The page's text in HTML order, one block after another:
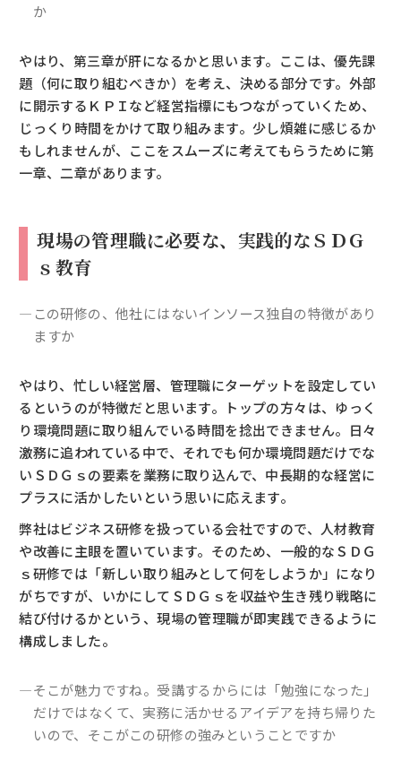
か
やはり、第三章が肝になるかと思います。ここは、優先課
題（何に取り組むべきか）を考え、決める部分です。外部
に開示するＫＰＩなど経営指標にもつながっていくため、
じっくり時間をかけて取り組みます。少し煩雑に感じるか
もしれませんが、ここをスムーズに考えてもらうために第
一章、二章があります。
現場の管理職に必要な、実践的なＳＤＧ
ｓ教育
―この研修の、他社にはないインソース独自の特徴があり
ますか
やはり、忙しい経営層、管理職にターゲットを設定してい
るというのが特徴だと思います。トップの方々は、ゆっく
り環境問題に取り組んでいる時間を捻出できません。日々
激務に追われている中で、それでも何か環境問題だけでな
いＳＤＧｓの要素を業務に取り込んで、中長期的な経営に
プラスに活かしたいという思いに応えます。
弊社はビジネス研修を扱っている会社ですので、人材教育
や改善に主眼を置いています。そのため、一般的なＳＤＧ
ｓ研修では「新しい取り組みとして何をしようか」になり
がちですが、いかにしてＳＤＧｓを収益や生き残り戦略に
結び付けるかという、現場の管理職が即実践できるように
構成しました。
―そこが魅力ですね。受講するからには「勉強になった」
だけではなくて、実務に活かせるアイデアを持ち帰りた
いので、そこがこの研修の強みということですか